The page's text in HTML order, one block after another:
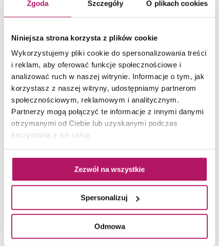
Zgoda Szczegóły O plikach cookies
Niniejsza strona korzysta z plików cookie
Wykorzystujemy pliki cookie do spersonalizowania treści
i reklam, aby oferować funkcje społecznościowe i
analizować ruch w naszej witrynie. Informacje o tym, jak
korzystasz z naszej witryny, udostępniamy partnerom
społecznościowym, reklamowym i analitycznym.
Partnerzy mogą połączyć te informacje z innymi danymi
otrzymanymi od Ciebie lub uzyskanymi podczas
korzystania z ich usług.
Zezwól na wszystkie
Spersonalizuj
Odmowa
Paradyż Palazzo Brown Inserto
Shine
Płytka dekoracyjna, 30x60 cm
55,10 PLN
ZOBACZ PRODUKT
Dostępność: na zamówienie